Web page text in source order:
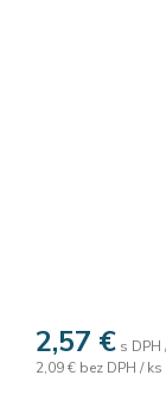
2,57 € s DPH
2,09 € bez DPH / ks